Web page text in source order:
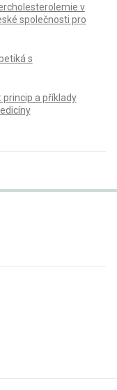
v
společnosti pro
s
a příklady